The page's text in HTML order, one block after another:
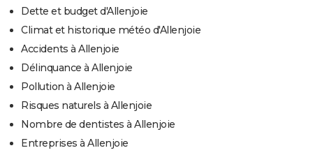
Dette et budget d'Allenjoie
Climat et historique météo d'Allenjoie
Accidents à Allenjoie
Délinquance à Allenjoie
Pollution à Allenjoie
Risques naturels à Allenjoie
Nombre de dentistes à Allenjoie
Entreprises à Allenjoie